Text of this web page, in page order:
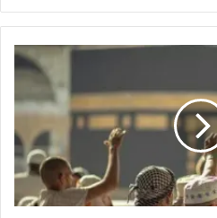
ق
ع
ل
و
ي
ب